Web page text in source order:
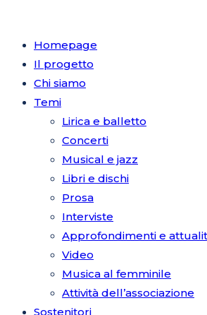
Homepage
Il progetto
Chi siamo
Temi
Lirica e balletto
Concerti
Musical e jazz
Libri e dischi
Prosa
Interviste
Approfondimenti e
Video
Musica al femminile
Attività dell’associazione
Sostenitori